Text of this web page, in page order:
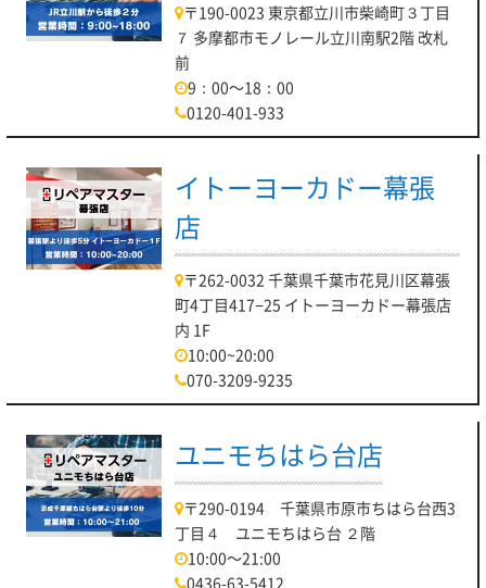
〒190-0023 東京都立川市柴崎町３丁目
７ 多摩都市モノレール立川南駅2階 改札
前
9：00～18：00
0120-401-933
イトーヨーカドー幕張
店
〒262-0032 千葉県千葉市花見川区幕張
町4丁目417−25 イトーヨーカドー幕張店
内 1F
10:00~20:00
070-3209-9235
ユニモちはら台店
〒290-0194 千葉県市原市ちはら台西3
丁目４ ユニモちはら台 ２階
10:00～21:00
0436-63-5412